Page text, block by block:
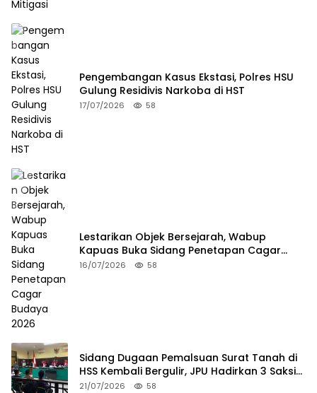
Pengembangan Kasus Ekstasi, Polres HSU
Gulung Residivis Narkoba di HST
17/07/2026 58
Lestarikan Objek Bersejarah, Wabup
Kapuas Buka Sidang Penetapan Cagar
Budaya 2026
16/07/2026 58
Sidang Dugaan Pemalsuan Surat Tanah di
HSS Kembali Bergulir, JPU Hadirkan 3 Saksi
Pelapor
21/07/2026 58